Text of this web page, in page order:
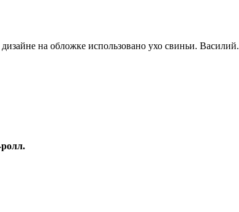
на обложке использовано ухо свиньи. Василий.